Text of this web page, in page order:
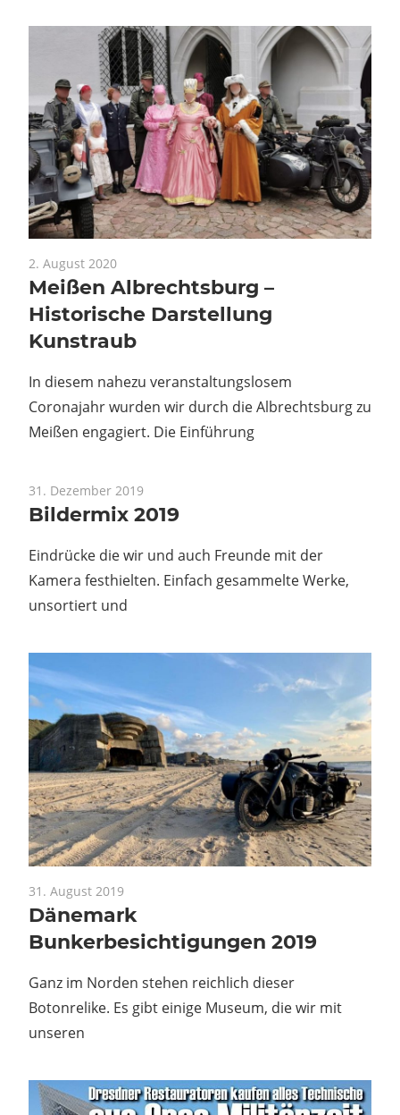
2. August 2020
Meißen Albrechtsburg –
Historische Darstellung
Kunstraub
In diesem nahezu veranstaltungslosem
Coronajahr wurden wir durch die Albrechtsburg zu
Meißen engagiert. Die Einführung
31. Dezember 2019
Bildermix 2019
Eindrücke die wir und auch Freunde mit der
Kamera festhielten. Einfach gesammelte Werke,
unsortiert und
31. August 2019
Dänemark
Bunkerbesichtigungen 2019
Ganz im Norden stehen reichlich dieser
Botonrelike. Es gibt einige Museum, die wir mit
unseren